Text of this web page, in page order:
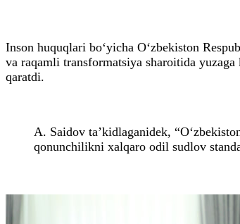
Inson huquqlari bo‘yicha O‘zbekiston
va raqamli transformatsiya sharoitida
qaratdi.
A. Saidov ta’kidlaganidek,
qonunchilikni xalqaro odil sudlov